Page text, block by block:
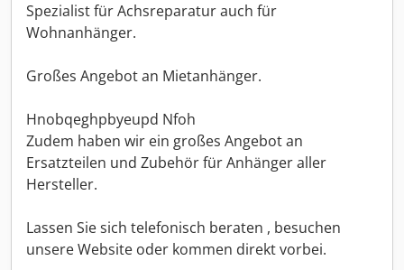
Spezialist für Achsreparatur auch für
Wohnanhänger.
Großes Angebot an Mietanhänger.
Hnobqeghpbyeupd Nfoh
Zudem haben wir ein großes Angebot an
Ersatzteilen und Zubehör für Anhänger aller
Hersteller.
Lassen Sie sich telefonisch beraten , besuchen
unsere Website oder kommen direkt vorbei.